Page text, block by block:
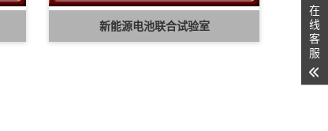
新能源电池联合试验室
在
线
客
服